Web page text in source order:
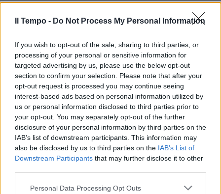
Il Tempo - Do Not Process My Personal Information
If you wish to opt-out of the sale, sharing to third parties, or
processing of your personal or sensitive information for
targeted advertising by us, please use the below opt-out
section to confirm your selection. Please note that after your
opt-out request is processed you may continue seeing
interest-based ads based on personal information utilized by
us or personal information disclosed to third parties prior to
your opt-out. You may separately opt-out of the further
disclosure of your personal information by third parties on the
IAB’s list of downstream participants. This information may
also be disclosed by us to third parties on the IAB’s List of
Downstream Participants that may further disclose it to other
Personal Data Processing Opt Outs
In evidenza